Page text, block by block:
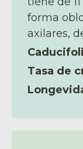
forma
axilares,
Tasa de